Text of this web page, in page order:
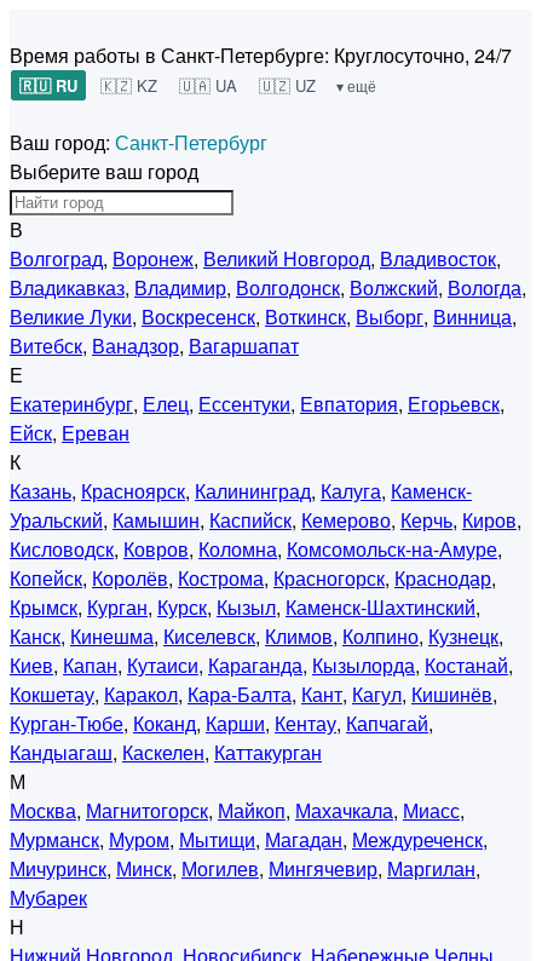
Время работы в Санкт-Петербурге: Круглосуточно, 24/7
🇷🇺 RU 🇰🇿 KZ 🇺🇦 UA 🇺🇿 UZ ▾ ещё
Ваш город: Санкт-Петербург
Выберите ваш город
В
Волгоград, Воронеж, Великий Новгород, Владивосток,
Владикавказ, Владимир, Волгодонск, Волжский, Вологда,
Великие Луки, Воскресенск, Воткинск, Выборг, Винница,
Витебск, Ванадзор, Вагаршапат
Е
Екатеринбург, Елец, Ессентуки, Евпатория, Егорьевск,
Ейск, Ереван
К
Казань, Красноярск, Калининград, Калуга, Каменск-
Уральский, Камышин, Каспийск, Кемерово, Керчь, Киров,
Кисловодск, Ковров, Коломна, Комсомольск-на-Амуре,
Копейск, Королёв, Кострома, Красногорск, Краснодар,
Крымск, Курган, Курск, Кызыл, Каменск-Шахтинский,
Канск, Кинешма, Киселевск, Климов, Колпино, Кузнецк,
Киев, Капан, Кутаиси, Караганда, Кызылорда, Костанай,
Кокшетау, Каракол, Кара-Балта, Кант, Кагул, Кишинёв,
Курган-Тюбе, Коканд, Карши, Кентау, Капчагай,
Кандыагаш, Каскелен, Каттакурган
М
Москва, Магнитогорск, Майкоп, Махачкала, Миасс,
Мурманск, Муром, Мытищи, Магадан, Междуреченск,
Мичуринск, Минск, Могилев, Мингячевир, Маргилан,
Мубарек
Н